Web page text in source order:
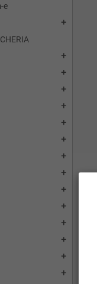
e
add
add
add
add
add
add
add
add
add
add
add
add
add
add
add